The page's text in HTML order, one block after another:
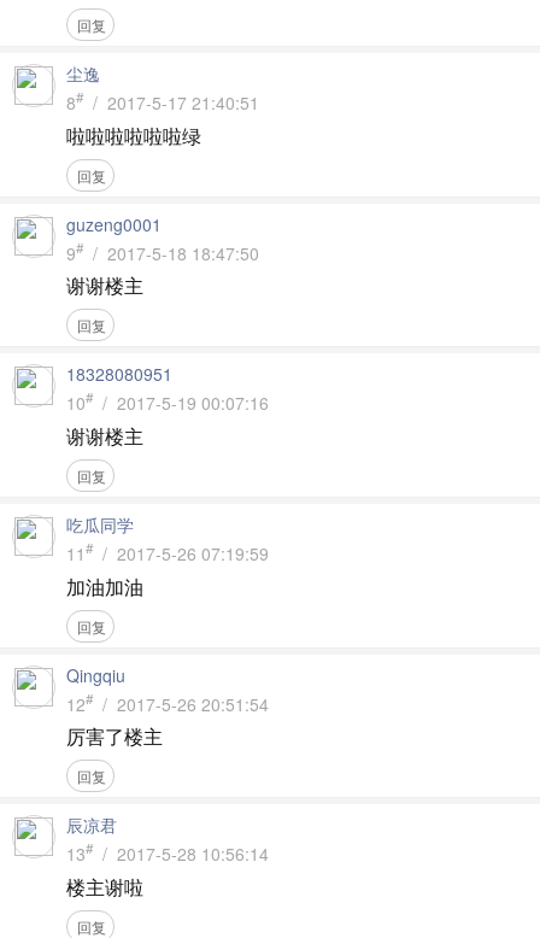
回复
尘逸
8# / 2017-5-17 21:40:51
啦啦啦啦啦啦绿
回复
guzeng0001
9# / 2017-5-18 18:47:50
谢谢楼主
回复
18328080951
10# / 2017-5-19 00:07:16
谢谢楼主
回复
吃瓜同学
11# / 2017-5-26 07:19:59
加油加油
回复
Qingqiu
12# / 2017-5-26 20:51:54
厉害了楼主
回复
辰凉君
13# / 2017-5-28 10:56:14
楼主谢啦
回复